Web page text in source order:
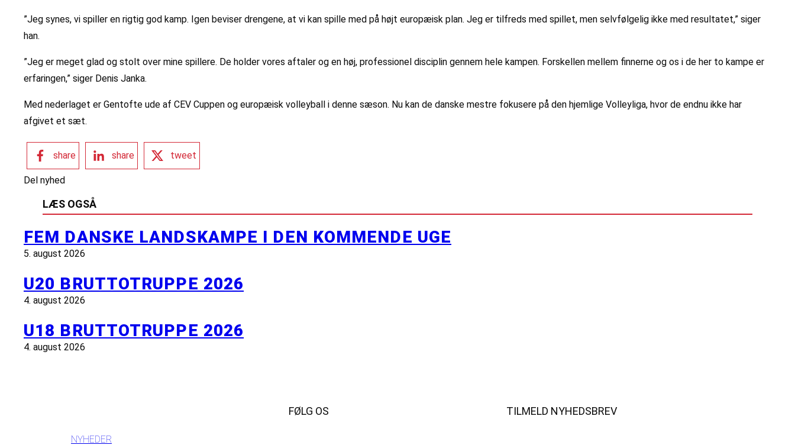
”Jeg synes, vi spiller en rigtig god kamp. Igen beviser drengene, at vi kan spille med på højt europæisk plan. Jeg er tilfreds med spillet, men selvfølgelig ikke med resultatet,” siger
han.
”Jeg er meget glad og stolt over mine spillere. De holder vores aftaler og en høj, professionel disciplin gennem hele kampen. Forskellen mellem finnerne og os i de her to kampe er
erfaringen,” siger Denis Janka.
Med nederlaget er Gentofte ude af CEV Cuppen og europæisk volleyball i denne sæson. Nu kan de danske mestre fokusere på den hjemlige Volleyliga, hvor de endnu ikke har
afgivet et sæt.
share share tweet
Del nyhed
LÆS OGSÅ
FEM DANSKE LANDSKAMPE I DEN KOMMENDE UGE
5. august 2026
U20 BRUTTOTRUPPE 2026
4. august 2026
U18 BRUTTOTRUPPE 2026
4. august 2026
NYHEDER
FØLG OS TILMELD NYHEDSBREV